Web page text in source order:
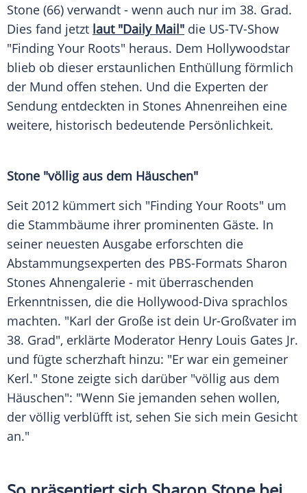
Stone (66) verwandt - wenn auch nur im 38. Grad.
Dies fand jetzt laut "Daily Mail" die US-TV-Show
"Finding Your Roots" heraus. Dem Hollywoodstar
blieb ob dieser erstaunlichen Enthüllung förmlich
der Mund offen stehen. Und die Experten der
Sendung entdeckten in Stones Ahnenreihen eine
weitere, historisch bedeutende Persönlichkeit.
Stone "völlig aus dem Häuschen"
Seit 2012 kümmert sich "Finding Your Roots" um
die Stammbäume ihrer prominenten Gäste. In
seiner neuesten Ausgabe erforschten die
Abstammungsexperten des PBS-Formats Sharon
Stones Ahnengalerie - mit überraschenden
Erkenntnissen, die die Hollywood-Diva sprachlos
machten. "Karl der Große ist dein Ur-Großvater im
38. Grad", erklärte Moderator Henry Louis Gates Jr.
und fügte scherzhaft hinzu: "Er war ein gemeiner
Kerl." Stone zeigte sich darüber "völlig aus dem
Häuschen": "Wenn Sie jemanden sehen wollen,
der völlig verblüfft ist, sehen Sie sich mein Gesicht
an."